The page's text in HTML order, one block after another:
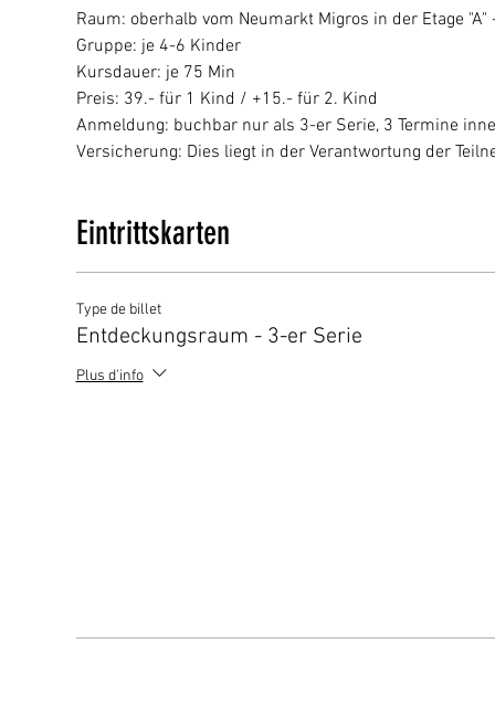
Raum: oberhalb vom Neumarkt Migros in der Etage
Gruppe: je 4-6 Kinder
Kursdauer: je 75 Min
Preis: 39.- für 1 Kind / +15.- für 2. Kind
Anmeldung: buchbar nur als 3-er Serie, 3 Termine
Versicherung: Dies liegt in der Verantwortung der
Eintrittskarten
Type de billet
Entdeckungsraum - 3-er Serie
Plus d'info